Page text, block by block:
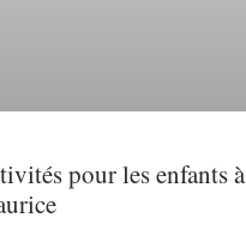
pour les enfants à